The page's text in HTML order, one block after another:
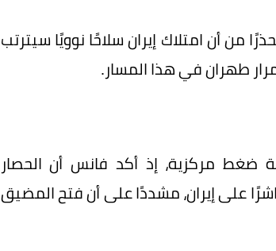
من أن امتلاك إيران سلاحًا نوويًا سيترتب
طهران في هذا المسار.
مركزية، إذ أكد فانس أن الحصار
على إيران، مشددًا على أن فتح المضيق